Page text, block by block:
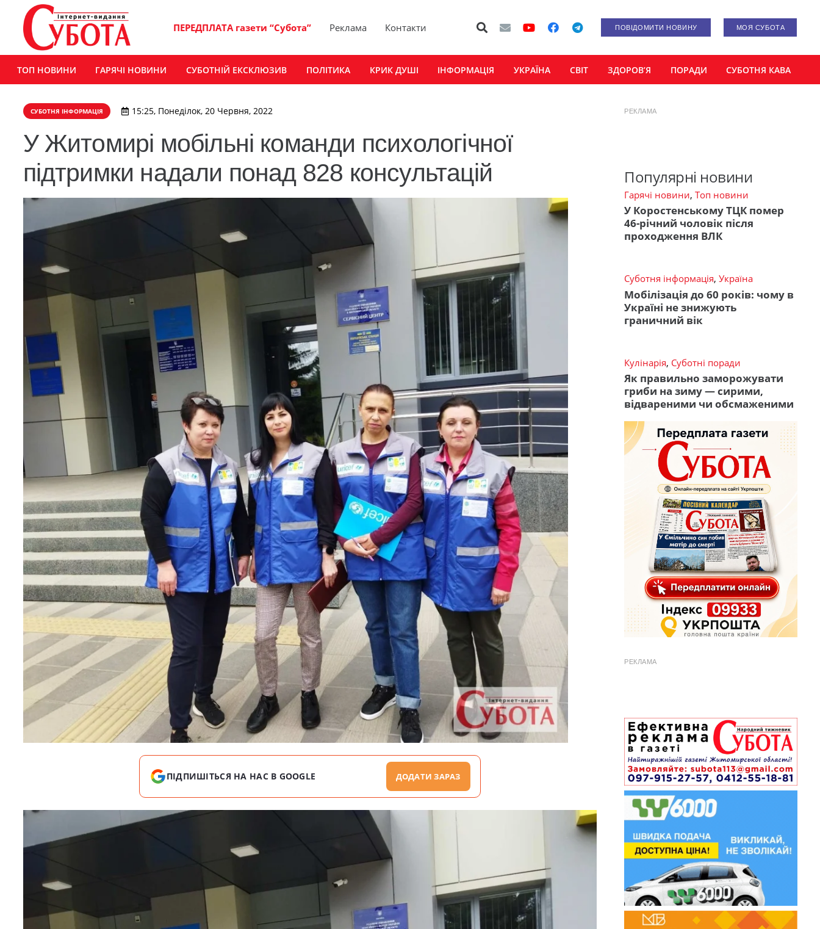
ПЕРЕДПЛАТА газети “Субота” Реклама Контакти ПОВІДОМИТИ НОВИНУ МОЯ СУБОТА
ТОП НОВИНИ ГАРЯЧІ НОВИНИ СУБОТНІЙ ЕКСКЛЮЗИВ ПОЛІТИКА КРИК ДУШІ ІНФОРМАЦІЯ УКРАЇНА СВІТ ЗДОРОВ’Я ПОРАДИ СУБОТНЯ КАВА
СУБОТНЯ ІНФОРМАЦІЯ 15:25, Понеділок, 20 Червня, 2022
У Житомирі мобільні команди психологічної
підтримки надали понад 828 консультацій
ПІДПИШІТЬСЯ НА НАС В GOOGLE ДОДАТИ ЗАРАЗ
РЕКЛАМА
Популярні новини
Гарячі новини, Топ новини
У Коростенському ТЦК помер
46-річний чоловік після
проходження ВЛК
Суботня інформація, Україна
Мобілізація до 60 років: чому в
Україні не знижують
граничний вік
Кулінарія, Суботні поради
Як правильно заморожувати
гриби на зиму — сирими,
відвареними чи обсмаженими
РЕКЛАМА